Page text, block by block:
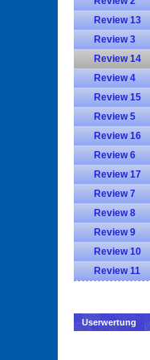
Review 13
Review 3
Review 14
Review 4
Review 15
Review 5
Review 16
Review 6
Review 17
Review 7
Review 8
Review 9
Review 10
Review 11
Userwertung